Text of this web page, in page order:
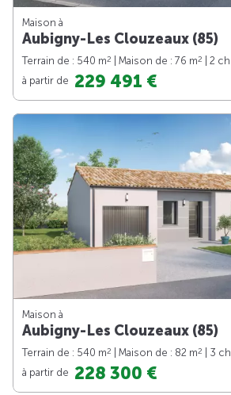
Maison à
Aubigny-Les Clouzeaux (85)
Terrain de : 540 m2 | Maison de : 76 m2
| 2 ch.
à partir de 229 491 €
Maison à
Aubigny-Les Clouzeaux (85)
Terrain de : 540 m2 | Maison de : 82 m2
| 3 ch.
à partir de 228 300 €